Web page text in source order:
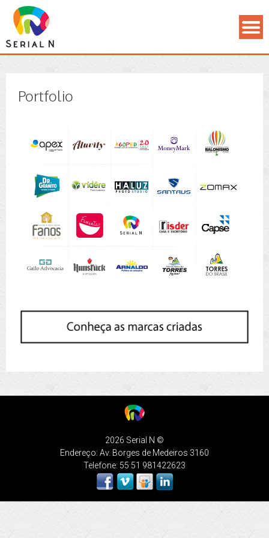
Portfolio
2026 Serial N ©
Endereço: Av. Borges de Medeiros 3160
Telefone: 55 51 981422623